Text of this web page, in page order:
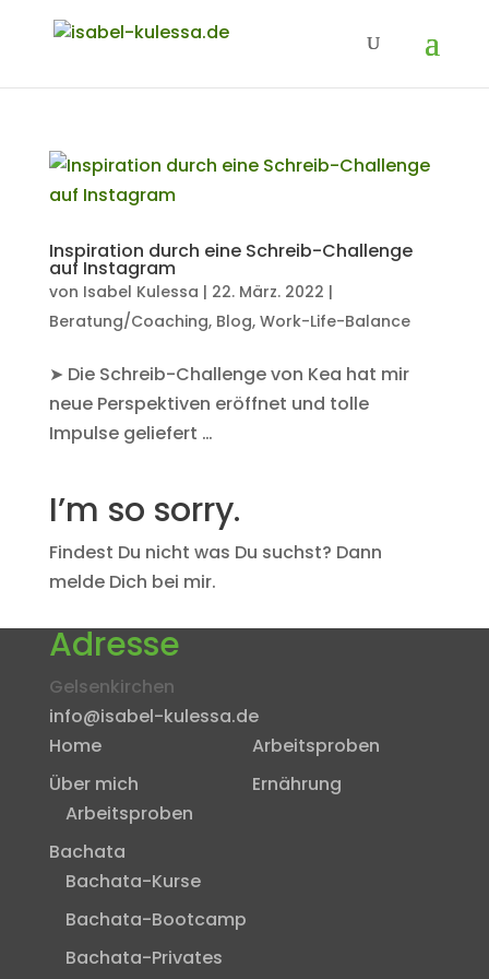
Inspiration durch eine Schreib-Challenge
auf Instagram
von Isabel Kulessa | 22. März. 2022 |
Beratung/Coaching, Blog, Work-Life-Balance
➤ Die Schreib-Challenge von Kea hat mir
neue Perspektiven eröffnet und tolle
Impulse geliefert …
I’m so sorry.
Findest Du nicht was Du suchst? Dann
melde Dich bei mir.
Adresse
Gelsenkirchen
info@isabel-kulessa.de
Home
Über mich
Arbeitsproben
Bachata
Bachata-Kurse
Bachata-Bootcamp
Bachata-Privates
Arbeitsproben
Ernährung